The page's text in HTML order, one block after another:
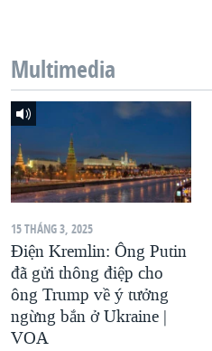
Multimedia
15 THÁNG 3, 2025
Điện Kremlin: Ông Putin
đã gửi thông điệp cho
ông Trump về ý tưởng
ngừng bắn ở Ukraine |
VOA